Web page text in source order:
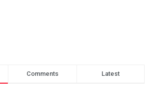
Comments Latest